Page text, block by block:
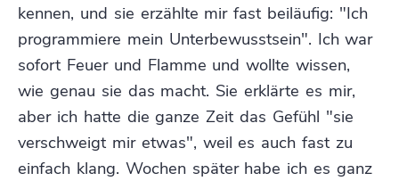
kennen, und sie erzählte mir fast beiläufig: "Ich
programmiere mein Unterbewusstsein". Ich war
sofort Feuer und Flamme und wollte wissen,
wie genau sie das macht. Sie erklärte es mir,
aber ich hatte die ganze Zeit das Gefühl "sie
verschweigt mir etwas", weil es auch fast zu
einfach klang. Wochen später habe ich es ganz